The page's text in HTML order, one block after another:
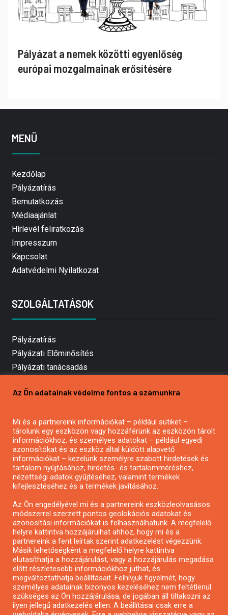
Pályázat a nemek közötti egyenlőség
európai mozgalmainak erősítésére
MENÜ
Kezdőlap
Pályázatírás
Bemutatkozás
Médiaajánlat
Hírlevél feliratkozás
Impresszum
Kapcsolat
Adatvédelmi Nyilatkozat
SZOLGÁLTATÁSOK
Pályázatírás
Pályázati Előminősítés
Pályázati tanácsadás
Mezőgazdasági pályázatírás
Pályázatírás civil szervezeteknek
Pályázatírás önkormányzatoknak
Pályázatfigyelés
Specifikus pályázatfigyelés vagy hírlevél
Pályázatok magánszemélyeknek
Pályázatok civil szervezeteknek
Pályázatok vállalkozásoknak
Önkormányzati pályázatok
Mezőgazdasági pályázatok
Falusi turizmus pályázatok
Az Ön adatainak védelme fontos a számunkra
Mi és a partnereink információkat – például sütiket –
tárolunk egy eszközön vagy hozzáférünk az eszközön tárolt
információkhoz, és személyes adatokat – például egyedi
azonosítókat és az eszköz által küldött alapvető
információkat – kezelünk személyre szabott hirdetések és
tartalom nyújtásához, hirdetés- és tartalomméréshez,
nézettségi adatok gyűjtéséhez, valamint termékek
kifejlesztéséhez és a termékek javításához.
Az Ön engedélyével mi és a partnereink eszközleolvasásos
módszerrel szerzett pontos geolokációs adatokat és
azonosítási információkat is felhasználhatunk. A megfelelő
helyre kattintva hozzájárulhat ahhoz, hogy mi és a
partnereink a fent leírtak szerint adatkezelést végezzünk.
Másik lehetőségként a megfelelő helyre kattintva
elutasíthatja a hozzájárulást, vagy a hozzájárulás megadása
előtt részletesebb információkhoz juthat, és
megváltoztathatja beállításait. Felhívjuk figyelmét, hogy
személyes adatainak bizonyos kezeléséhez nem feltétlenül
szükséges az Ön hozzájárulása, de jogában áll tiltakozni az
ilyen jellegű adatkezelés ellen. A beállításai csak erre a